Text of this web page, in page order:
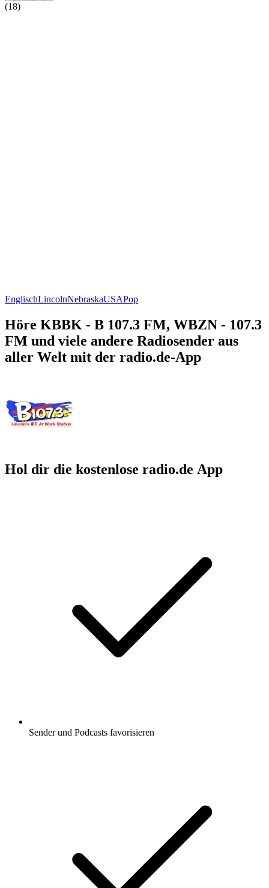
(18)
EnglischLincolnNebraskaUSAPop
Höre KBBK - B 107.3 FM, WBZN - 107.3
FM und viele andere Radiosender aus
aller Welt mit der radio.de-App
Hol dir die kostenlose radio.de App
Sender und Podcasts favorisieren